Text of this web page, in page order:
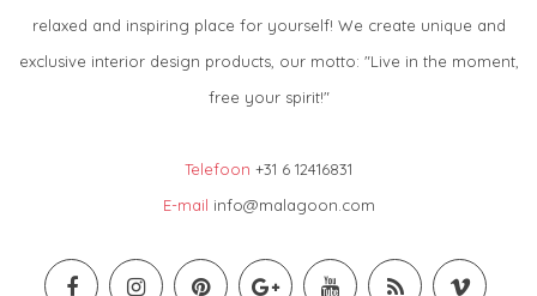
relaxed and inspiring place for yourself! We create unique and
exclusive interior design products, our motto: "Live in the moment,
free your spirit!"
Telefoon +31 6 12416831
E-mail info@malagoon.com